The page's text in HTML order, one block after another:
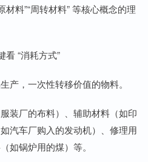
料”“周转材料” 等核心概念的理
“消耗方式”
产，一次性转移价值的物料。
装厂的布料）、辅助材料（如印
汽车厂购入的发动机）、修理用
如锅炉用的煤）等。